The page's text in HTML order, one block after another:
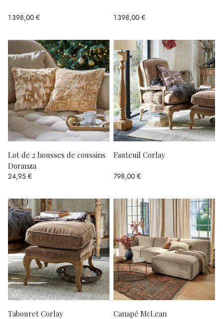
1 398,00 € 1 398,00 €
Lot de 2 housses de coussins
Doranza
24,95 €
Fauteuil Corlay
798,00 €
Tabouret Corlay Canapé McLean